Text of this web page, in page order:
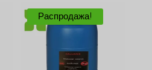
$6,500.00.
Распродажа!